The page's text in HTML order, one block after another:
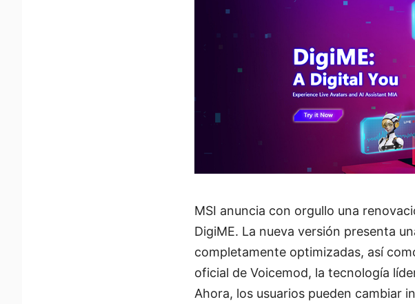
MSI anuncia con orgullo una
DigiME. La nueva versión presenta
completamente optimizadas, así
oficial de Voicemod, la tecnología
Ahora, los usuarios pueden cambiar